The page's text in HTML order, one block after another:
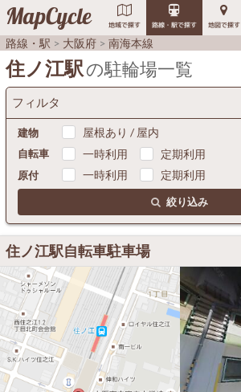
MapCycle 地域で探す 路線・駅で探す 地図で探す
路線・駅 大阪府 南海本線
住ノ江駅の駐輪場一覧
フィルタ
建物 屋根あり / 屋内
自転車 一時利用 定期利用
原付 一時利用 定期利用
絞り込み
住ノ江駅自転車駐車場